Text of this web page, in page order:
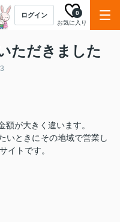
ログイン
お気に入り
0
ただきました
が大きく違います。
いときにその地域で営業し
イトです。